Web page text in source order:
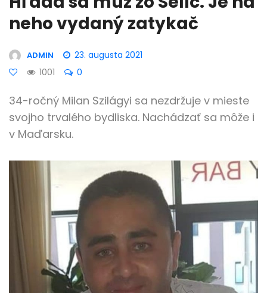
neho vydaný zatykač
ADMIN
23. augusta 2021
1001
0
34-ročný Milan Szilágyi sa nezdržuje v mieste
svojho trvalého bydliska. Nachádzať sa môže i
v Maďarsku.